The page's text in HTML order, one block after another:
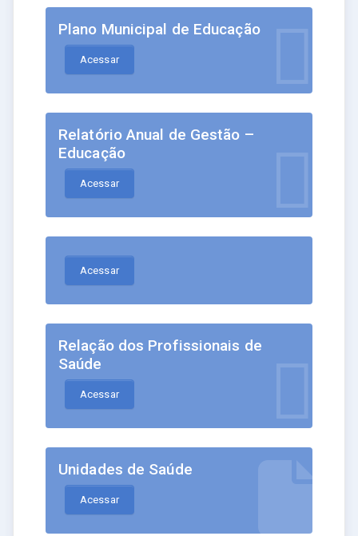
Plano Municipal de Educação
Acessar
Relatório Anual de Gestão –
Educação
Acessar
Acessar
Relação dos Profissionais de
Saúde
Acessar
Unidades de Saúde
Acessar